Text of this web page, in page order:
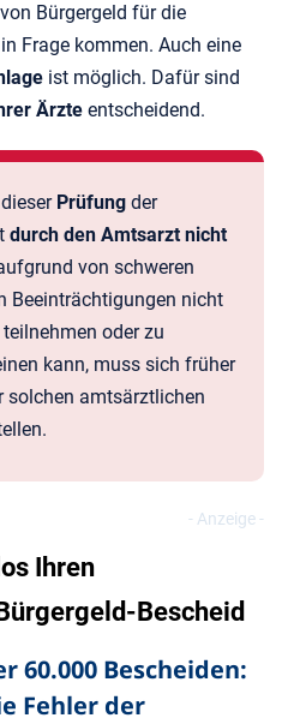
Bürgergeld für die
Frage kommen. Auch eine
ist möglich. Dafür sind
Ärzte entscheidend.
Prüfung der
durch den Amtsarzt nicht
von schweren
Beeinträchtigungen nicht
teilnehmen oder zu
kann, muss sich früher
solchen amtsärztlichen
Ihren
Bescheid
60.000 Bescheiden:
Fehler der